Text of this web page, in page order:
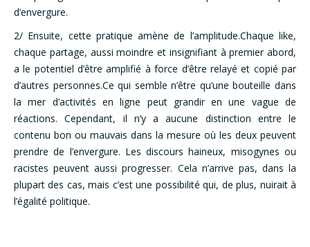
d’envergure.
2/ Ensuite, cette pratique amène de l’amplitude.Chaque like,
chaque partage, aussi moindre et insignifiant à premier abord,
a le potentiel d’être amplifié à force d’être relayé et copié par
d’autres personnes.Ce qui semble n’être qu’une bouteille dans
la mer d’activités en ligne peut grandir en une vague de
réactions. Cependant, il n’y a aucune distinction entre le
contenu bon ou mauvais dans la mesure où les deux peuvent
prendre de l’envergure. Les discours haineux, misogynes ou
racistes peuvent aussi progresser. Cela n’arrive pas, dans la
plupart des cas, mais c’est une possibilité qui, de plus, nuirait à
l’égalité politique.